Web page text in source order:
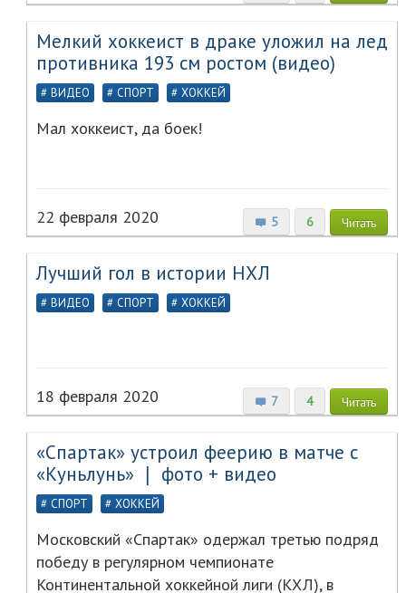
Мелкий хоккеист в драке уложил на лед
противника 193 см ростом (видео)
ВИДЕО СПОРТ ХОККЕЙ
Мал хоккеист, да боек!
5 6 Читать
22 февраля 2020
Лучший гол в истории НХЛ
ВИДЕО СПОРТ ХОККЕЙ
7 4 Читать
18 февраля 2020
«Спартак» устроил феерию в матче с
«Куньлунь» ❘ фото + видео
СПОРТ ХОККЕЙ
Московский «Спартак» одержал третью подряд
победу в регулярном чемпионате
Континентальной хоккейной лиги (КХЛ), в